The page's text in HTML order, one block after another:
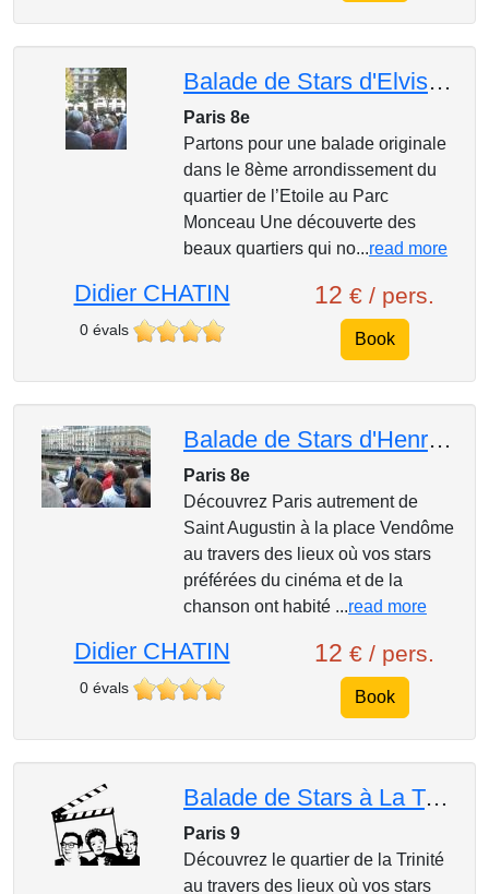
Balade de Stars d'Elvis à Madonna
Paris 8e
Partons pour une balade originale
dans le 8ème arrondissement du
quartier de l’Etoile au Parc
Monceau Une découverte des
beaux quartiers qui no...read more
Didier CHATIN
0 évals
12 € / pers.
Book
Balade de Stars d'Henri Salvador à De Funès
Paris 8e
Découvrez Paris autrement de
Saint Augustin à la place Vendôme
au travers des lieux où vos stars
préférées du cinéma et de la
chanson ont habité ...read more
Didier CHATIN
0 évals
12 € / pers.
Book
Balade de Stars à La Trinité
Paris 9
Découvrez le quartier de la Trinité
au travers des lieux où vos stars